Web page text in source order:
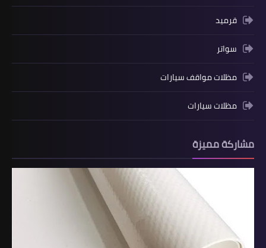
قرميد
سواتر
مظلات مواقف سيارات
مظلات سيارات
مشاركة مميزة